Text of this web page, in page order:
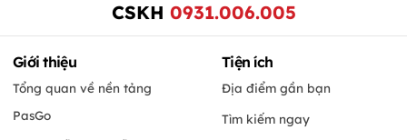
CSKH 0931.006.005
Giới thiệu
Tổng quan về nền tảng
PasGo
Tiện ích
Địa điểm gần bạn
Tìm kiếm ngay